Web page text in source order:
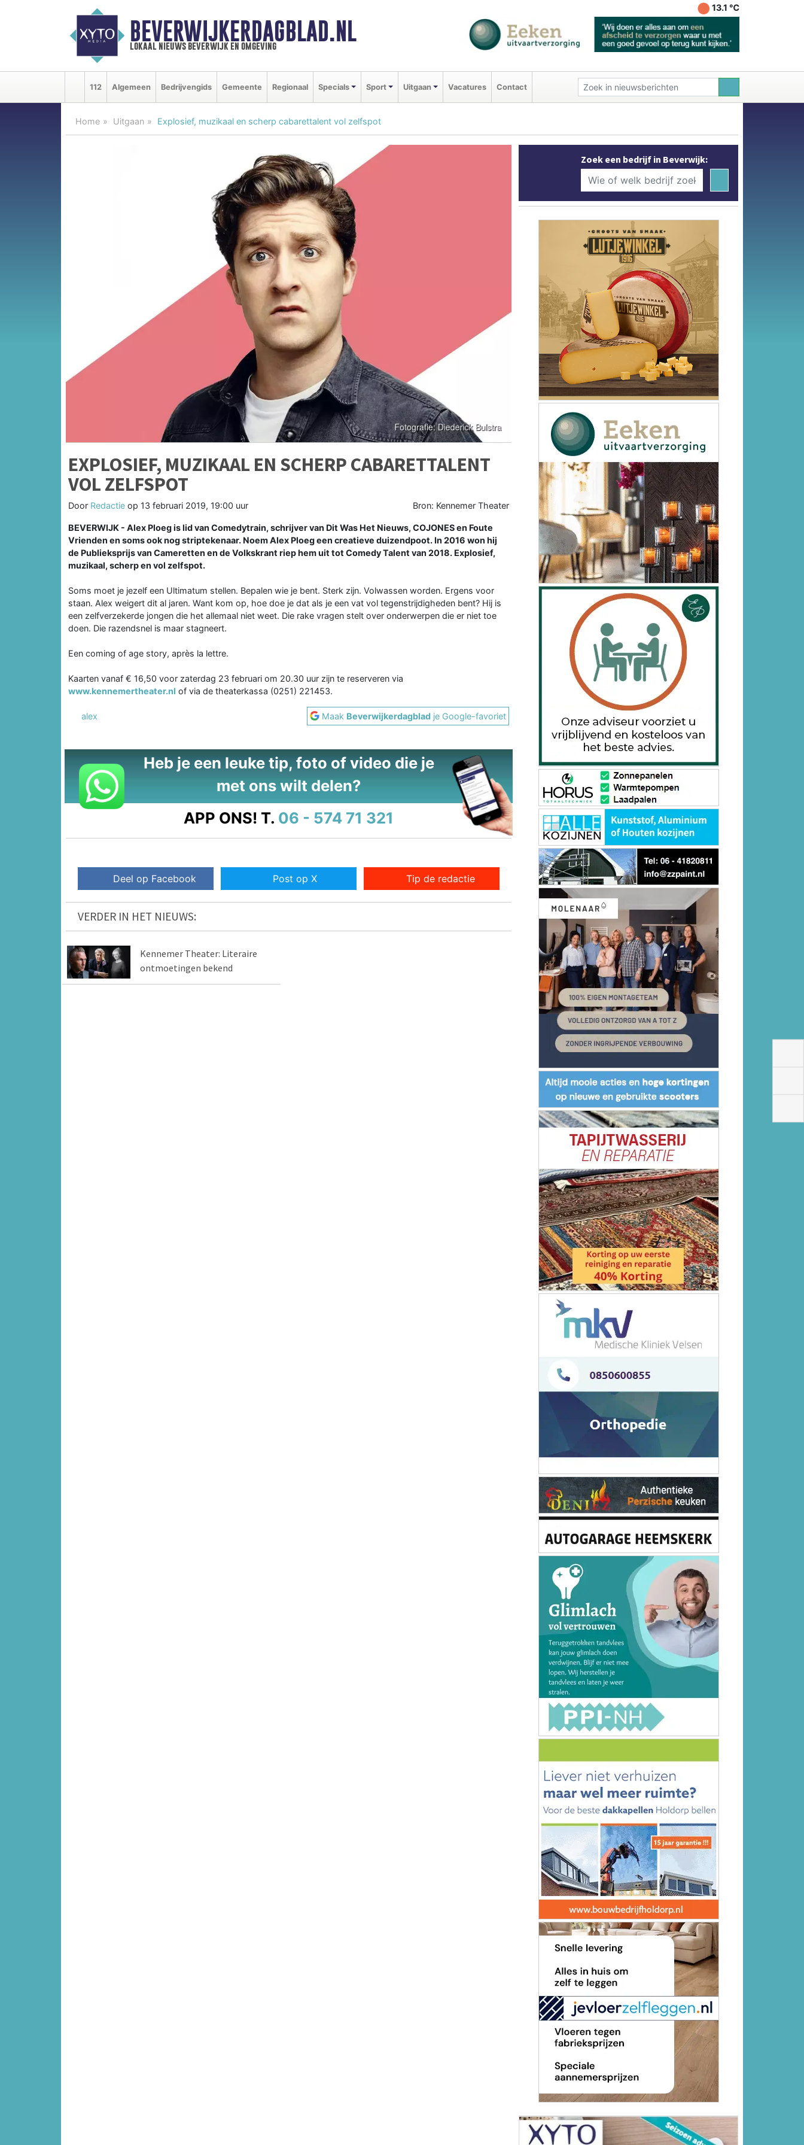
BEVERWIJKERDAGBLAD.NL
lokaal nieuws beverwijk en omgeving
13.1 ℃
112 Algemeen Bedrijvengids Gemeente Regionaal Specials Sport Uitgaan Vacatures Contact
Home Uitgaan Explosief, muzikaal en scherp cabarettalent vol zelfspot
EXPLOSIEF, MUZIKAAL EN SCHERP CABARETTALENT
VOL ZELFSPOT
Door Redactie op 13 februari 2019, 19:00 uur Bron: Kennemer Theater
BEVERWIJK - Alex Ploeg is lid van Comedytrain, schrijver van Dit Was Het Nieuws, COJONES en Foute
Vrienden en soms ook nog striptekenaar. Noem Alex Ploeg een creatieve duizendpoot. In 2016 won hij
de Publieksprijs van Cameretten en de Volkskrant riep hem uit tot Comedy Talent van 2018. Explosief,
muzikaal, scherp en vol zelfspot.
Soms moet je jezelf een Ultimatum stellen. Bepalen wie je bent. Sterk zijn. Volwassen worden. Ergens voor
staan. Alex weigert dit al jaren. Want kom op, hoe doe je dat als je een vat vol tegenstrijdigheden bent? Hij is
een zelfverzekerde jongen die het allemaal niet weet. Die rake vragen stelt over onderwerpen die er niet toe
doen. Die razendsnel is maar stagneert.
Een coming of age story, après la lettre.
Kaarten vanaf € 16,50 voor zaterdag 23 februari om 20.30 uur zijn te reserveren via
www.kennemertheater.nl of via de theaterkassa (0251) 221453.
alex Maak Beverwijkerdagblad je Google-favoriet
Heb je een leuke tip, foto of video die je
met ons wilt delen?
APP ONS! T. 06 - 574 71 321
Deel op Facebook Post op X Tip de redactie
VERDER IN HET NIEUWS:
Kennemer Theater: Literaire
ontmoetingen bekend
Zoek een bedrijf in Beverwijk: